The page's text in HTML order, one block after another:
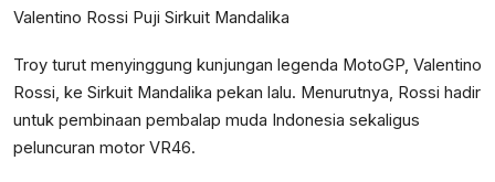
Valentino Rossi Puji Sirkuit Mandalika
Troy turut menyinggung kunjungan legenda MotoGP, Valentino
Rossi, ke Sirkuit Mandalika pekan lalu. Menurutnya, Rossi hadir
untuk pembinaan pembalap muda Indonesia sekaligus
peluncuran motor VR46.